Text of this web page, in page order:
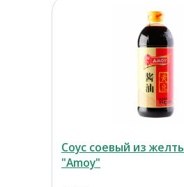
Соус соевый из
"Amoy"